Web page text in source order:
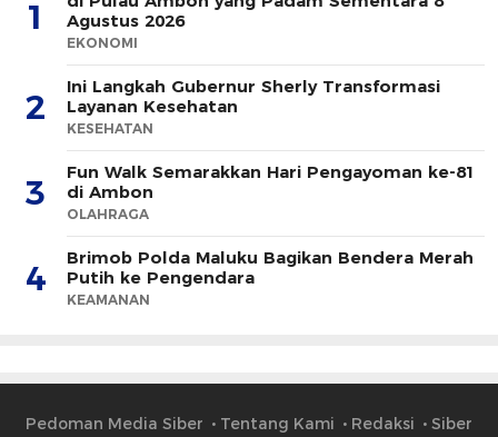
1
Agustus 2026
EKONOMI
2
Ini Langkah Gubernur Sherly Transformasi
Layanan Kesehatan
KESEHATAN
3
Fun Walk Semarakkan Hari Pengayoman ke-81
di Ambon
OLAHRAGA
4
Brimob Polda Maluku Bagikan Bendera Merah
Putih ke Pengendara
KEAMANAN
Pedoman Media Siber Tentang Kami Redaksi Siber